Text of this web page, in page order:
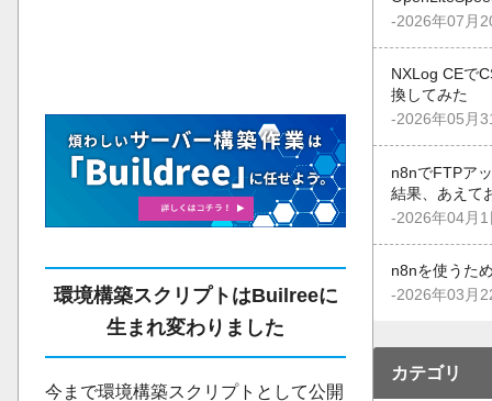
環境構築スクリプトはBuilreeに
生まれ変わりました
今まで環境構築スクリプトとして公開
-2026年07月
NXLog CEで
換してみた
-2026年05月
n8nでFTPア
結果、あえて
-2026年04月1
n8nを使うた
-2026年03月
カテゴリ